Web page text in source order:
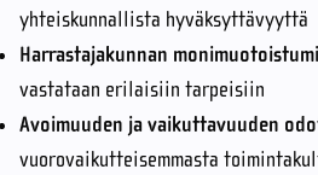
yhteiskunnallista hyväksyttävyyttä
Harrastajakunnan
vastataan erilaisiin tarpeisiin
Avoimuuden ja vaikuttavuuden
vuorovaikutteisemmasta